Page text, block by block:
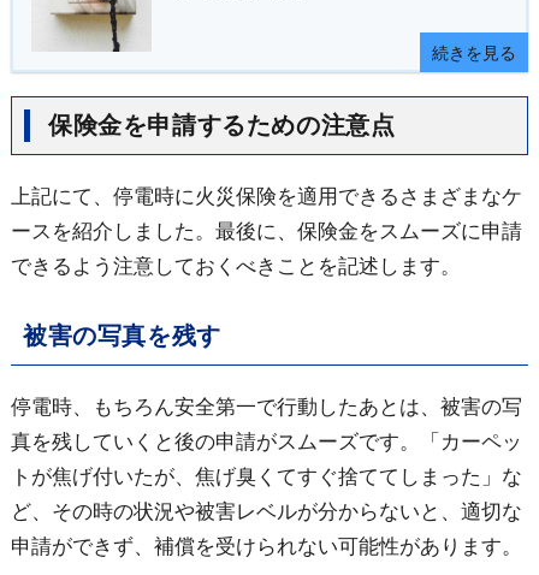
続きを見る
保険金を申請するための注意点
上記にて、停電時に火災保険を適用できるさまざまなケ
ースを紹介しました。最後に、保険金をスムーズに申請
できるよう注意しておくべきことを記述します。
被害の写真を残す
停電時、もちろん安全第一で行動したあとは、被害の写
真を残していくと後の申請がスムーズです。「カーペッ
トが焦げ付いたが、焦げ臭くてすぐ捨ててしまった」な
ど、その時の状況や被害レベルが分からないと、適切な
申請ができず、補償を受けられない可能性があります。